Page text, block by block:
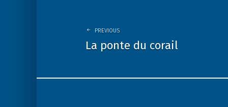
PREVIOUS
La ponte du corail